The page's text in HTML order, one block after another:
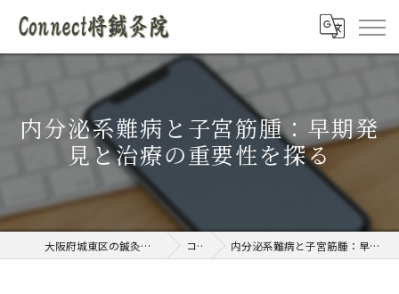
内分泌系難病と子宮筋腫：早期発
見と治療の重要性を探る
大阪府城東区の鍼灸院ならConnect将鍼灸院 コラム 内分泌系難病と子宮筋腫：早期発見と治療の重要性を探る